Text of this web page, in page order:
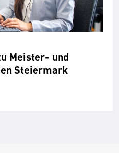
Meister- und
Steiermark